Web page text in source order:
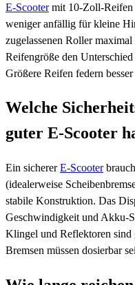
E-Scootermit 10-Zoll-Reifen
weniger anfällig für kleine
zugelassenen Roller
Reifengröße den
Größere Reifen federn
Welche
guter E-Scooter
Ein sichererE-Scooter
(idealerweise
stabile Konstruktion. Das
Geschwindigkeit und Akku-
Klingel und Reflektoren sind
Bremsen müssen dosierbar